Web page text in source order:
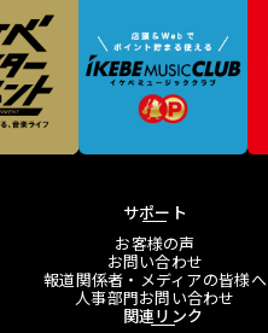
サポート
お客様の声
お問い合わせ
報道関係者・メディアの皆様へ
人事部門お問い合わせ
関連リンク